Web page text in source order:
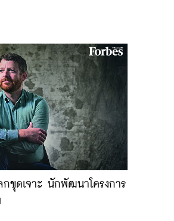
กขุดเจาะ นักพัฒนาโครงการ